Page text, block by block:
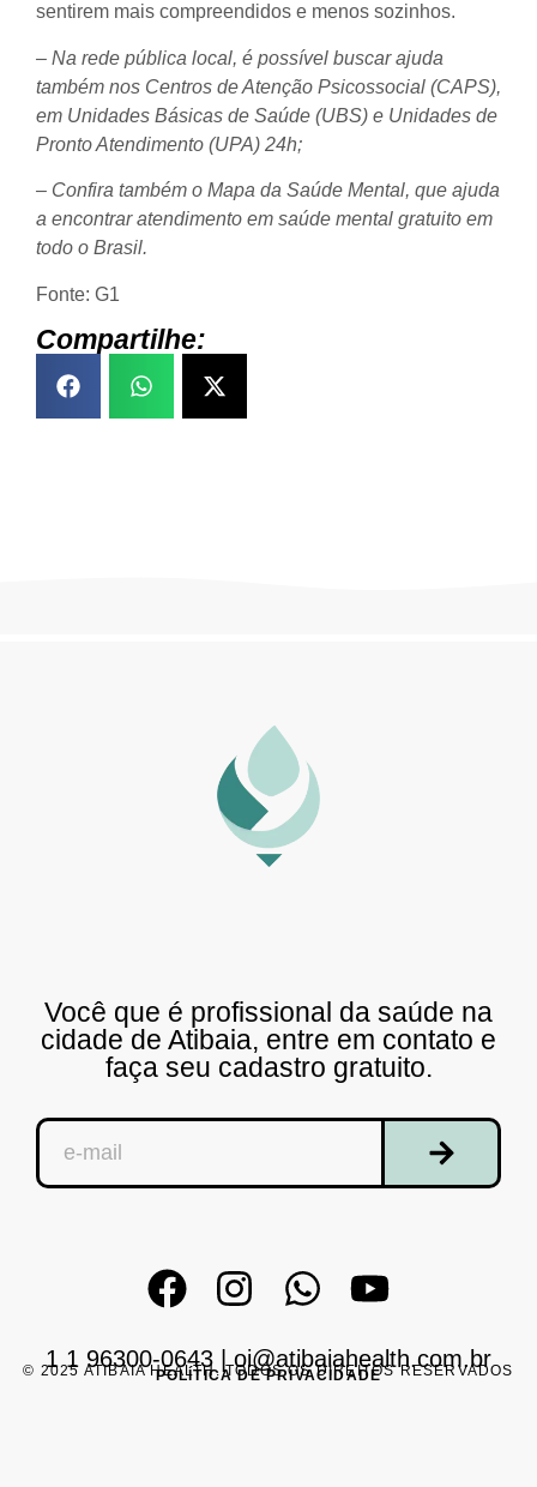
sentirem mais compreendidos e menos sozinhos.
– Na rede pública local, é possível buscar ajuda
também nos Centros de Atenção Psicossocial (CAPS),
em Unidades Básicas de Saúde (UBS) e Unidades de
Pronto Atendimento (UPA) 24h;
– Confira também o Mapa da Saúde Mental, que ajuda
a encontrar atendimento em saúde mental gratuito em
todo o Brasil.
Fonte: G1
Compartilhe:
Você que é profissional da saúde na
cidade de Atibaia, entre em contato e
faça seu cadastro gratuito.
1 1 96300-0643 |oi@atibaiahealth.com.br
© 2025 ATIBAIA HEALTH. TODOS OS DIREITOS RESERVADOS
POLÍTICA DE PRIVACIDADE